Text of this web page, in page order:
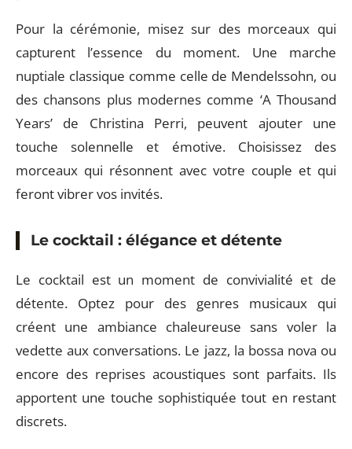
Pour la cérémonie, misez sur des morceaux qui
capturent l’essence du moment. Une marche
nuptiale classique comme celle de Mendelssohn, ou
des chansons plus modernes comme ‘A Thousand
Years’ de Christina Perri, peuvent ajouter une
touche solennelle et émotive. Choisissez des
morceaux qui résonnent avec votre couple et qui
feront vibrer vos invités.
Le cocktail : élégance et détente
Le cocktail est un moment de convivialité et de
détente. Optez pour des genres musicaux qui
créent une ambiance chaleureuse sans voler la
vedette aux conversations. Le jazz, la bossa nova ou
encore des reprises acoustiques sont parfaits. Ils
apportent une touche sophistiquée tout en restant
discrets.